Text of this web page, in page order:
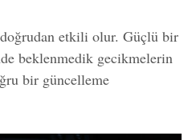
etkili olur. Güçlü bir
beklenmedik gecikmelerin
bir güncelleme